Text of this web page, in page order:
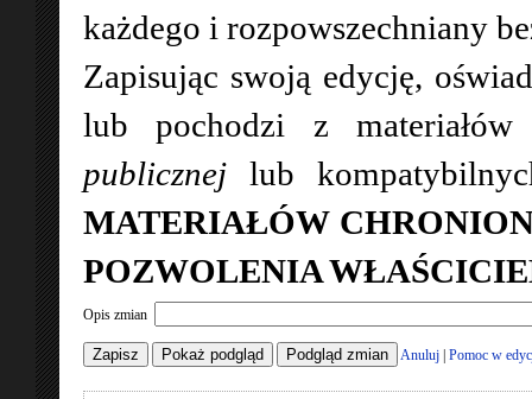
każdego i rozpowszechniany
Zapisując swoją edycję,
lub pochodzi z
publicznej lub
MATERIAŁÓW
POZWOLENIA
Opis zmian
Anuluj Pomoc w